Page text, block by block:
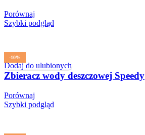
Porównaj
Szybki podgląd
-10%
Dodaj do ulubionych
Zbieracz wody deszczowej Speedy
Porównaj
Szybki podgląd